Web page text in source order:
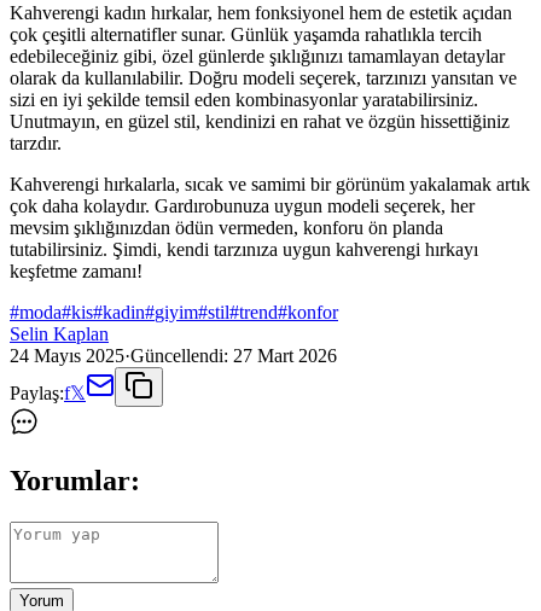
Kahverengi kadın hırkalar, hem fonksiyonel hem de estetik açıdan
çok çeşitli alternatifler sunar. Günlük yaşamda rahatlıkla tercih
edebileceğiniz gibi, özel günlerde şıklığınızı tamamlayan detaylar
olarak da kullanılabilir. Doğru modeli seçerek, tarzınızı yansıtan ve
sizi en iyi şekilde temsil eden kombinasyonlar yaratabilirsiniz.
Unutmayın, en güzel stil, kendinizi en rahat ve özgün hissettiğiniz
tarzdır.
Kahverengi hırkalarla, sıcak ve samimi bir görünüm yakalamak artık
çok daha kolaydır. Gardırobunuza uygun modeli seçerek, her
mevsim şıklığınızdan ödün vermeden, konforu ön planda
tutabilirsiniz. Şimdi, kendi tarzınıza uygun kahverengi hırkayı
keşfetme zamanı!
#moda#kis#kadin#giyim#stil#trend#konfor
Selin Kaplan
24 Mayıs 2025·Güncellendi: 27 Mart 2026
Paylaş:f𝕏
Yorumlar:
Yorum